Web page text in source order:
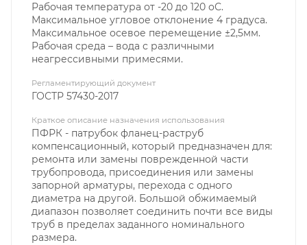
Рабочая температура от -20 до 120 оС.
Максимальное угловое отклонение 4 градуса.
Максимальное осевое перемещение ±2,5мм.
Рабочая среда – вода с различными
неагрессивными примесями.
Регламентирующий документ
ГОСТР 57430-2017
Краткое описание назначения использования
ПФРК - патрубок фланец-раструб
компенсационный, который предназначен для:
ремонта или замены поврежденной части
трубопровода, присоединения или замены
запорной арматуры, перехода с одного
диаметра на другой. Большой обжимаемый
диапазон позволяет соединить почти все виды
труб в пределах заданного номинального
размера.